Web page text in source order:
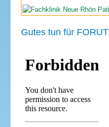
Gutes tun für FORUT